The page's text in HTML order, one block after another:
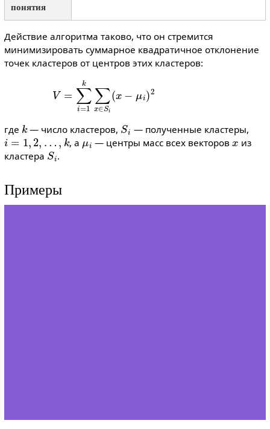
понятия
Действие алгоритма таково, что он стремится
минимизировать суммарное квадратичное отклонение
точек кластеров от центров этих кластеров:
=1k ∑x∈ μ i)
где
k
— число кластеров,
Si
— полученные кластеры,
i=1 ,2,…,k
, а
μi
— центры масс всех векторов
x
из
кластера
Si
.
Примеры